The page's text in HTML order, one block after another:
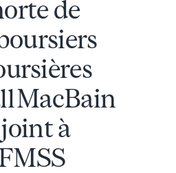
de
MacBain
joint à